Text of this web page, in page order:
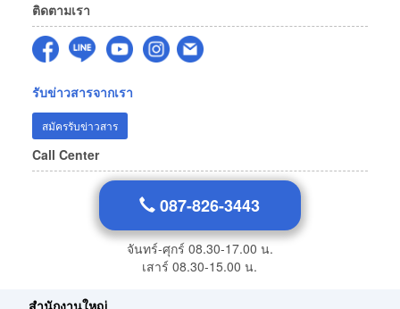
ติดตามเรา
รับข่าวสารจากเรา
สมัครรับข่าวสาร
Call Center
087-826-3443
จันทร์-ศุกร์ 08.30-17.00 น.
เสาร์ 08.30-15.00 น.